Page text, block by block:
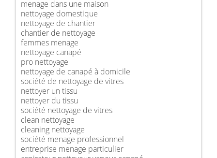
menage dans une maison
nettoyage domestique
nettoyage de chantier
chantier de nettoyage
femmes menage
nettoyage canapé
pro nettoyage
nettoyage de canapé à domicile
société de nettoyage de vitres
nettoyer un tissu
nettoyer du tissu
société nettoyage de vitres
clean nettoyage
cleaning nettoyage
société menage professionnel
entreprise menage particulier